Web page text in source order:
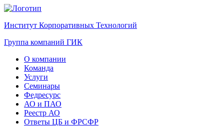
Институт Корпоративных Технологий
Группа компаний ГИК
О компании
Команда
Услуги
Семинары
Федресурс
АО и ПАО
Реестр АО
Ответы ЦБ и ФРСФР